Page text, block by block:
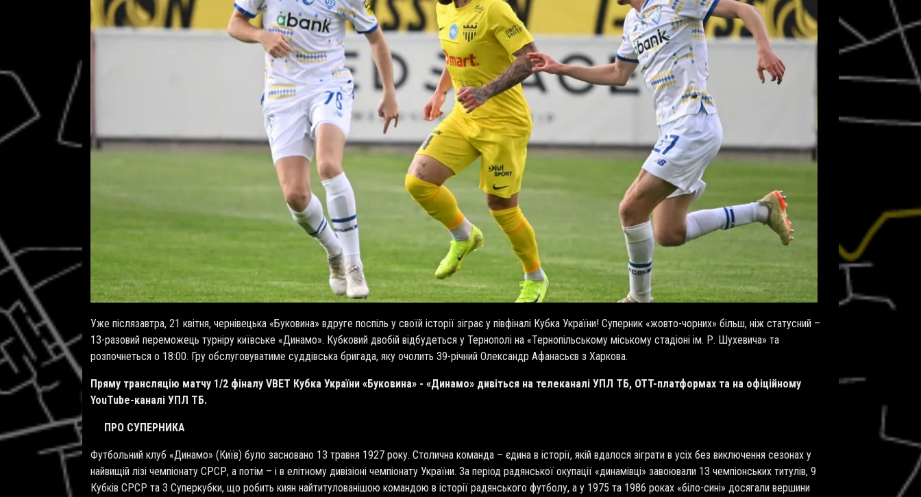
Уже післязавтра, 21 квітня, чернівецька «Буковина» вдруге поспіль у своїй історії зіграє у півфіналі Кубка України! Суперник «жовто-чорних» більш, ніж статусний –
13-разовий переможець турніру київське «Динамо». Кубковий двобій відбудеться у Тернополі на «Тернопільському міському стадіоні ім. Р. Шухевича» та
розпочнеться о 18:00. Гру обслуговуватиме суддівська бригада, яку очолить 39-річний Олександр Афанасьєв з Харкова.
Пряму трансляцію матчу 1/2 фіналу VBET Кубка України «Буковина» - «Динамо» дивіться на телеканалі УПЛ ТБ, OTT-платформах та на офіційному
YouTube-каналі УПЛ ТБ.
ПРО СУПЕРНИКА
Футбольний клуб «Динамо» (Київ) було засновано 13 травня 1927 року. Столична команда – єдина в історії, якій вдалося зіграти в усіх без виключення сезонах у
найвищій лізі чемпіонату СРСР, а потім – і в елітному дивізіоні чемпіонату України. За період радянської окупації «динамівці» завоювали 13 чемпіонських титулів, 9
Кубків СРСР та 3 Суперкубки, що робить киян найтитулованішою командою в історії радянського футболу, а у 1975 та 1986 роках «біло-сині» досягали вершини